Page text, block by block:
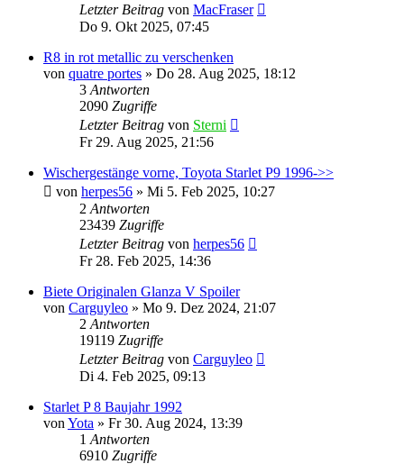
Letzter Beitrag von MacFraser
Do 9. Okt 2025, 07:45
R8 in rot metallic zu verschenken
von quatre portes » Do 28. Aug 2025, 18:12
3 Antworten
2090 Zugriffe
Letzter Beitrag von Sterni
Fr 29. Aug 2025, 21:56
Wischergestänge vorne, Toyota Starlet P9 1996->>
von herpes56 » Mi 5. Feb 2025, 10:27
2 Antworten
23439 Zugriffe
Letzter Beitrag von herpes56
Fr 28. Feb 2025, 14:36
Biete Originalen Glanza V Spoiler
von Carguyleo » Mo 9. Dez 2024, 21:07
2 Antworten
19119 Zugriffe
Letzter Beitrag von Carguyleo
Di 4. Feb 2025, 09:13
Starlet P 8 Baujahr 1992
von Yota » Fr 30. Aug 2024, 13:39
1 Antworten
6910 Zugriffe